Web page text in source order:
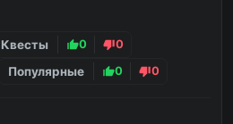
Квесты 0 0
Популярные 0 0